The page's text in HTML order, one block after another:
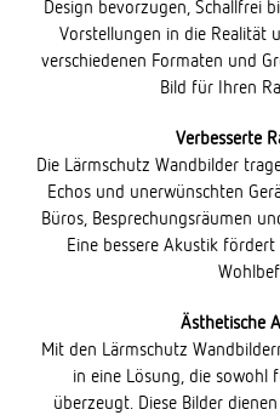
Design bevorzugen, Schallfrei
Vorstellungen in die Realität
verschiedenen Formaten und
Bild für Ihren
Verbesserte
Die Lärmschutz Wandbilder
Echos und unerwünschten
Büros, Besprechungsräumen
Eine bessere Akustik
Ästhetische
Mit den Lärmschutz
in eine Lösung, die sowohl
überzeugt. Diese Bilder